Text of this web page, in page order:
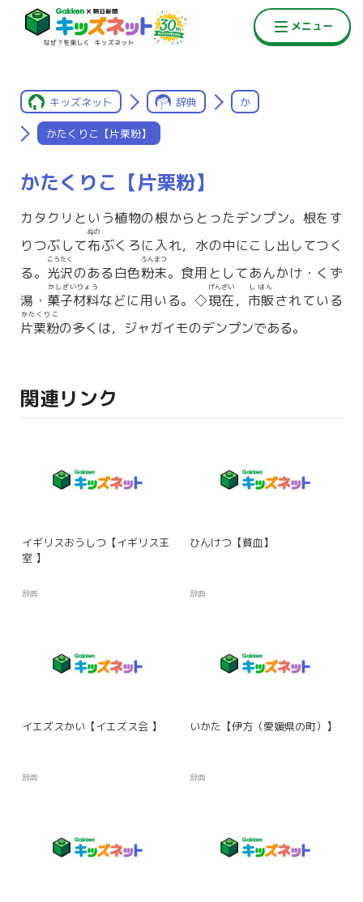
キッズネット 辞典 か
かたくりこ【片栗粉】
かたくりこ【片栗粉】
カタクリという植物の根からとったデンプン。根をす
りつぶして布
ぬの
ぶくろに入れ，水の中にこし出してつく
る。 光沢
こうたく
のある白色粉末
ふんまつ
。食用としてあんかけ・くず
湯・ 菓子材料
かしざいりょう
などに用いる。◇現在
げんざい
， 市販
しはん
されている
片栗粉
かたくりこ
の多くは，ジャガイモのデンプンである。
関連リンク
イギリスおうしつ【イギリス王
室 】
辞典
ひんけつ【貧血】
辞典
イエズスかい【イエズス会 】
辞典
いかた【伊方（愛媛県の町）】
辞典